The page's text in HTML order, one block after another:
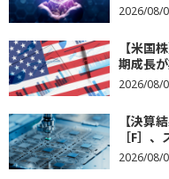
2026/08/
【米国
期成長
2026/08/
【決算
［F］
2026/08/